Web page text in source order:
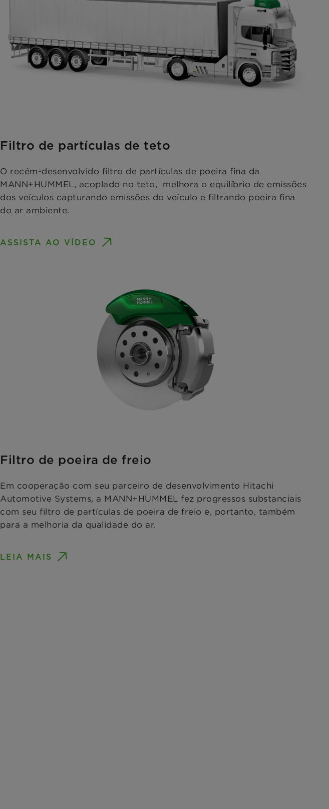
Filtro de partículas de teto
O recém-desenvolvido filtro de partículas de poeira fina da
MANN+HUMMEL, acoplado no teto, melhora o equilíbrio de emissões
dos veículos capturando emissões do veículo e filtrando poeira fina
do ar ambiente.
ASSISTA AO VÍDEO
Filtro de poeira de freio
Em cooperação com seu parceiro de desenvolvimento Hitachi
Automotive Systems, a MANN+HUMMEL fez progressos substanciais
com seu filtro de partículas de poeira de freio e, portanto, também
para a melhoria da qualidade do ar.
LEIA MAIS